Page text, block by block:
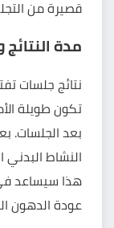
قصيرة من
مدة
نتائج جلسات
تكون طويلة
بعد الجلسات.
النشاط البدني
هذا سيساعد
عودة الدهون